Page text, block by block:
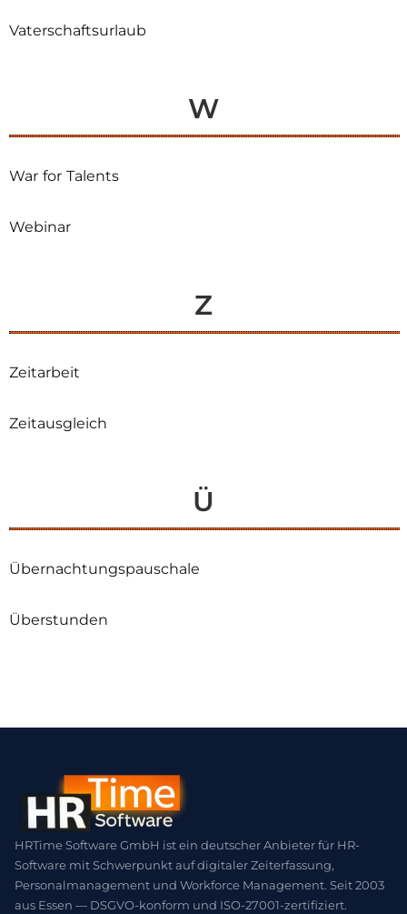
Vaterschaftsurlaub
W
War for Talents
Webinar
Z
Zeitarbeit
Zeitausgleich
Ü
Übernachtungspauschale
Überstunden
HRTime Software GmbH ist ein deutscher Anbieter für HR-
Software mit Schwerpunkt auf digitaler Zeiterfassung,
Personalmanagement und Workforce Management. Seit 2003
aus Essen — DSGVO-konform und ISO-27001-zertifiziert.